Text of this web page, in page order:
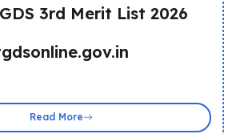
3rd Merit List 2026
Read More